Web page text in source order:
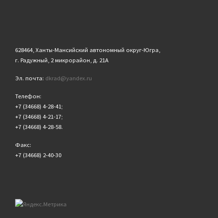
628464, Ханты-Мансийский автономный округ-Югра,
г. Радужный, 2 микрорайон, д. 21А
Эл. почта: dkrad@yandex.ru
Телефон:
+7 (34668) 4-28-41;
+7 (34668) 4-21-17;
+7 (34668) 4-28-58.
Факс:
+7 (34668) 2-40-30